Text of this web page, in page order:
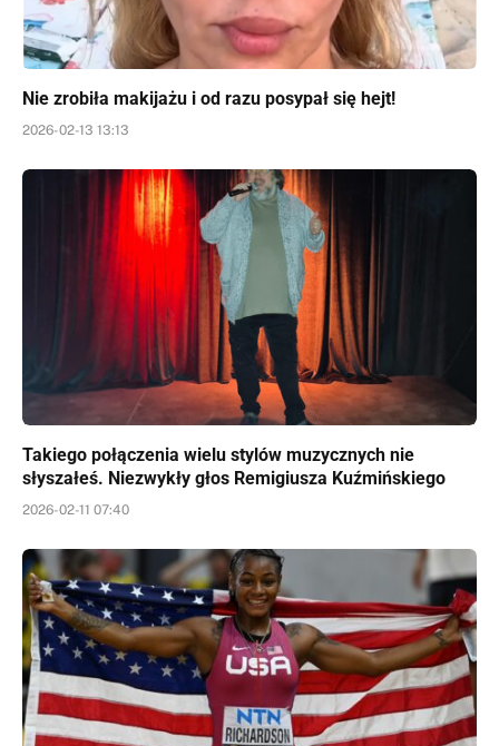
Nie zrobiła makijażu i od razu posypał się hejt!
2026-02-13 13:13
Takiego połączenia wielu stylów muzycznych nie
słyszałeś. Niezwykły głos Remigiusza Kuźmińskiego
2026-02-11 07:40